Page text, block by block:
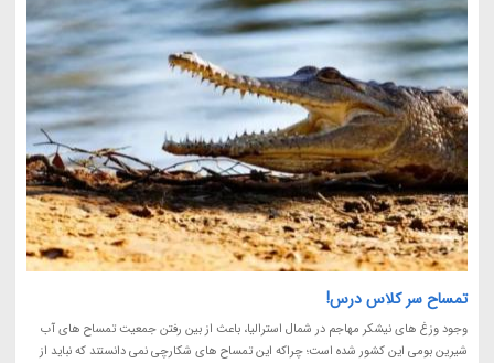
تمساح سر کلاس درس!
وجود وزغ های نیشکر مهاجم در شمال استرالیا، باعث از بین رفتن جمعیت تمساح های آب
شیرین بومی این کشور شده است؛ چراکه این تمساح های شکارچی نمی دانستند که نباید از